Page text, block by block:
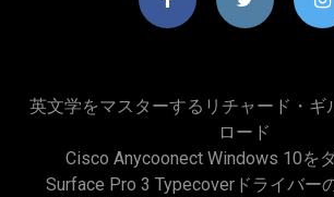
英文学をマスターするリチャード・
ロード
Cisco Anycoonect Windows 10を
Surface Pro 3 Typecoverドライバー